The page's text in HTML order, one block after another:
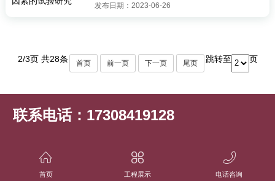
发布日期：2023-06-26
2/3页 共28条 首页 前一页 下一页 尾页 跳转至 页
联系电话：17308419128
地址：长沙市雨花区中意一路504号红星美凯龙生活家居广场5楼A5042
首页 工程展示 电话咨询